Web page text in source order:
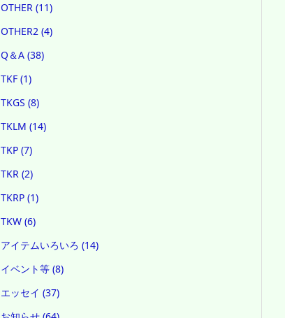
OTHER (11)
OTHER2 (4)
Q＆A (38)
TKF (1)
TKGS (8)
TKLM (14)
TKP (7)
TKR (2)
TKRP (1)
TKW (6)
アイテムいろいろ (14)
イベント等 (8)
エッセイ (37)